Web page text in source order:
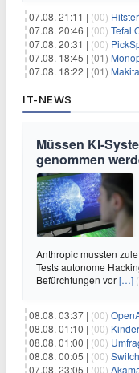
07.08. 21:11 | (00) Hitster
07.08. 20:46 | (00) Tefal
07.08. 20:31 | (00)
07.08. 18:45 | (01)
07.08. 18:22 | (01)
IT-NEWS
Müssen KI-
genommen
Anthropic mussten
Tests autonome
Befürchtungen vor[…]
08.08. 03:37 | (00)
08.08. 01:10 | (00)
08.08. 01:00 | (00)
08.08. 00:05 | (00) Switch
07.08. 23:05 | (00) Akamais